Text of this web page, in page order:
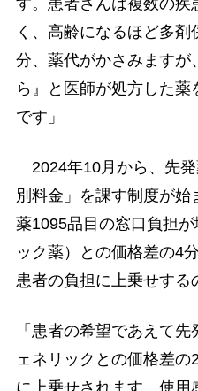
く、高齢になるほど多
分、薬代がかさみますが
ら』と医師が処方した
です」
2024年10月から、先
別料金」を課す制度が
薬1095品目の窓口負担
ック薬）との価格差の4
患者の負担に上乗せする
「患者の希望であえて
ェネリックとの価格差
に上乗せされます。使用